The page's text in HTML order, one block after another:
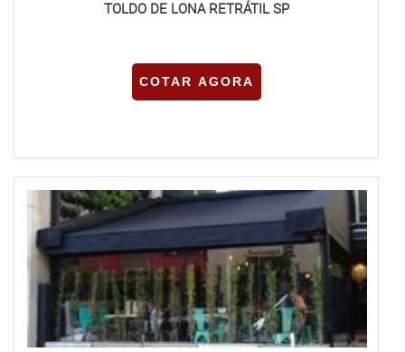
TOLDO DE LONA RETRÁTIL SP
COTAR AGORA